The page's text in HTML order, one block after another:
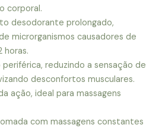
R$7.00.
corporal.
desodorante prolongado,
microrganismos causadores de
horas.
reduzindo a sensação de
desconfortos musculares.
ação, ideal para massagens
com massagens constantes